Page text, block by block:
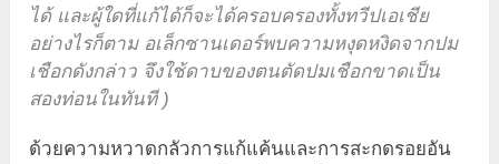
ได้ และผู้ใดที่แก้ได้ก็จะได้ครอบครองทั้งทวีปเอเชีย
อย่างไรก็ตาม อเล็กซานเดอร์พบความหงุดหงิดจากปม
เชือกดังกล่าว จึงใช้ดาบของตนตัดปมเชือกขาดเป็น
สองท่อนในทันที )
ด้วยความหวาดกลัวการแก้แค้นและการสะกดรอยอัน